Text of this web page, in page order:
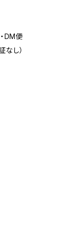
DM便
なし）